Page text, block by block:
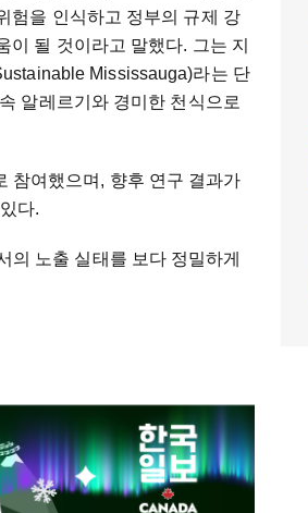
험을 인식하고 정부의 규제 강
이 될 것이라고 말했다. 그는 지
Mississauga)라는 단
알레르기와 경미한 천식으로
참여했으며, 향후 연구 결과가
다.
의 노출 실태를 보다 정밀하게